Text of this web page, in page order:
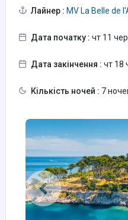
Лайнер : MV La Belle de
Дата початку : чт 11
Дата закінчення : чт 18
Кількість ночей : 7